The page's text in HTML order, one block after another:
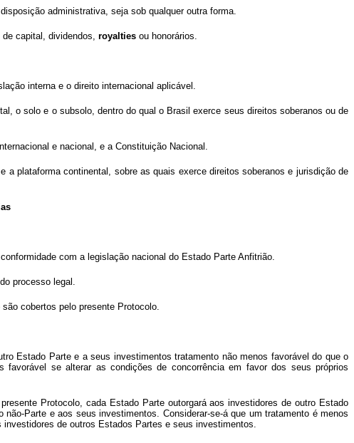
administrativa, seja sob qualquer outra forma.
capital, dividendos, royaltiesou honorários.
interna e o direito internacional aplicável.
o solo e o subsolo, dentro do qual o Brasil exerce seus direitos soberanos ou de
e nacional, e a Constituição Nacional.
plataforma continental, sobre as quais exerce direitos soberanos e jurisdição de
com a legislação nacional do Estado Parte Anfitrião.
processo legal.
cobertos pelo presente Protocolo.
Estado Parte e a seus investimentos tratamento não menos favorável do que o
se alterar as condições de concorrência em favor dos seus próprios
Protocolo, cada Estado Parte outorgará aos investidores de outro Estado
Parte e aos seus investimentos. Considerar-se-á que um tratamento é menos
de outros Estados Partes e seus investimentos.